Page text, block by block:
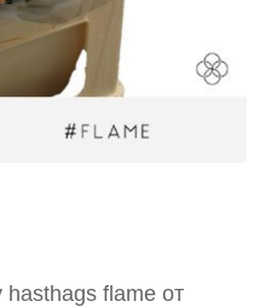
flame от